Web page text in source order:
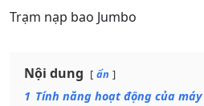
Trạm nạp bao Jumbo
Nội dung ẩn
1 Tính năng hoạt động của